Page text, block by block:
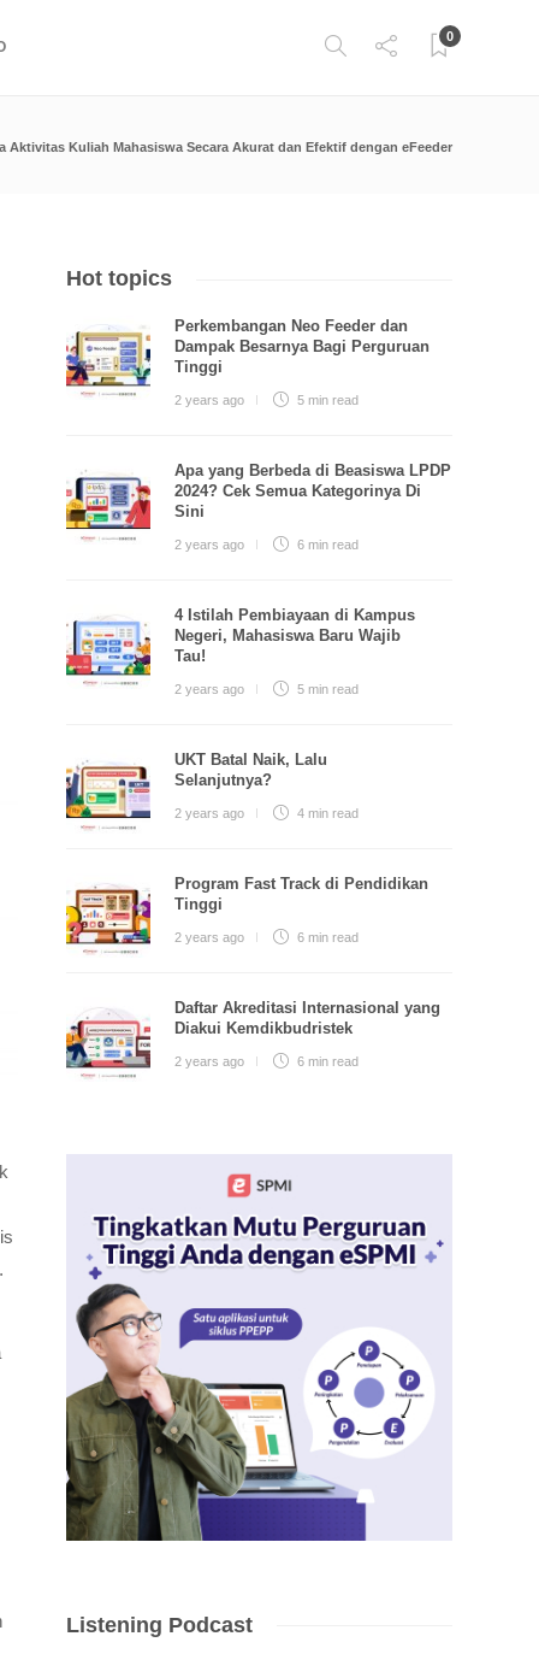
0
Aktivitas Kuliah Mahasiswa Secara Akurat dan Efektif dengan eFeeder
Hot topics
Perkembangan Neo Feeder dan
Dampak Besarnya Bagi Perguruan
Tinggi
2 years ago 5 minread
Apa yang Berbeda di Beasiswa LPDP
2024? Cek Semua Kategorinya Di
Sini
2 years ago 6 minread
4 Istilah Pembiayaan di Kampus
Negeri, Mahasiswa Baru Wajib
Tau!
2 years ago 5 minread
UKT Batal Naik, Lalu
Selanjutnya?
2 years ago 4 minread
Program Fast Track di Pendidikan
Tinggi
2 years ago 6 minread
Daftar Akreditasi Internasional yang
Diakui Kemdikbudristek
2 years ago 6 minread
Listening Podcast